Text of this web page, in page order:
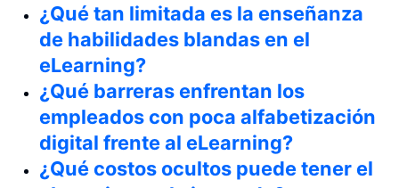
¿Qué tan limitada es la enseñanza
de habilidades blandas en el
eLearning?
¿Qué barreras enfrentan los
empleados con poca alfabetización
digital frente al eLearning?
¿Qué costos ocultos puede tener el